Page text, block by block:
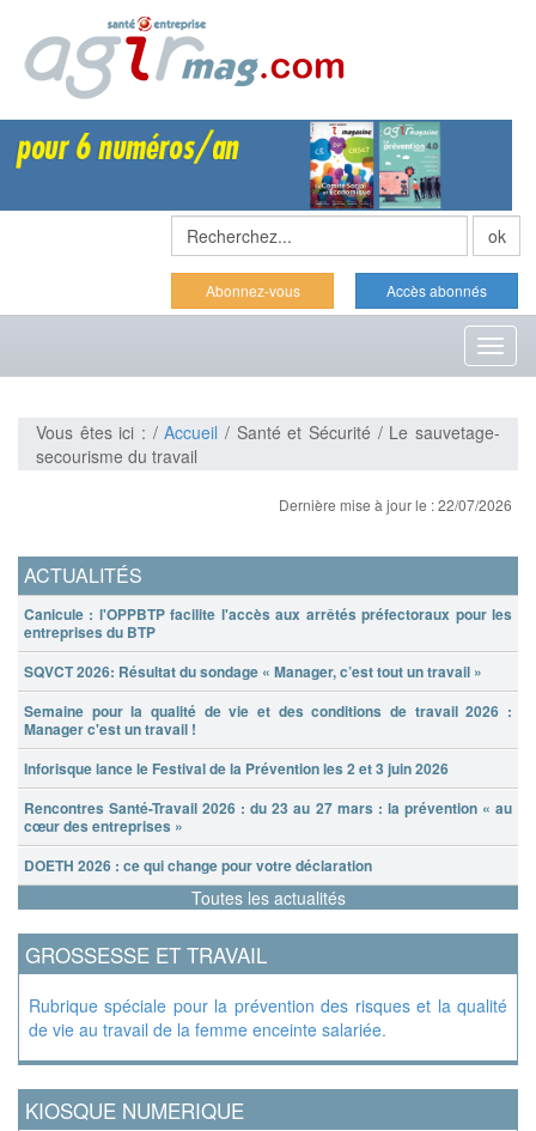
Abonnez-vous Accès abonnés
Vous êtes ici : /Accueil / Santé et Sécurité / Le sauvetage-
secourisme du travail
Dernière mise à jour le : 22/07/2026
ACTUALITÉS
Canicule : l'OPPBTP facilite l'accès aux arrêtés préfectoraux pour les
entreprises du BTP
SQVCT 2026: Résultat du sondage « Manager, c’est tout un travail »
Semaine pour la qualité de vie et des conditions de travail 2026 :
Manager c'est un travail !
Inforisque lance le Festival de la Prévention les 2 et 3 juin 2026
Rencontres Santé-Travail 2026 : du 23 au 27 mars : la prévention « au
cœur des entreprises »
DOETH 2026 : ce qui change pour votre déclaration
Toutes les actualités
GROSSESSE ET TRAVAIL
Rubrique spéciale pour la prévention des risques et la qualité
de vie au travail de la femme enceinte salariée.
KIOSQUE NUMERIQUE